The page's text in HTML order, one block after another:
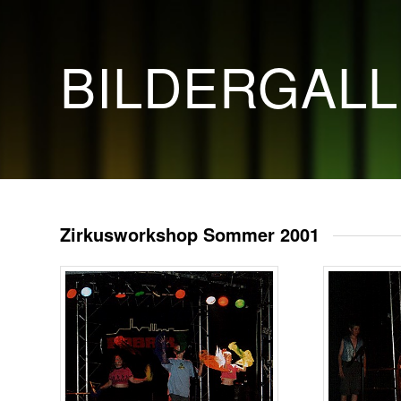
Zirkusworkshop Sommer 2001